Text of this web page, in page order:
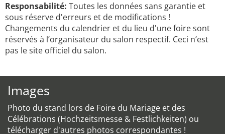
Responsabilité: Toutes les données sans garantie et
sous réserve d'erreurs et de modifications !
Changements du calendrier et du lieu d'une foire sont
réservés à l’organisateur du salon respectif. Ceci n’est
pas le site officiel du salon.
Images
Photo du stand lors de Foire du Mariage et des
Célébrations (Hochzeitsmesse & Festlichkeiten) ou
télécharger d'autres photos correspondantes !